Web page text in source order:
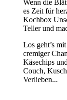
Wenn die
es Zeit für
Kochbox
Teller und
Los geht’s
cremiger
Käsechips
Couch,
Verlieben...